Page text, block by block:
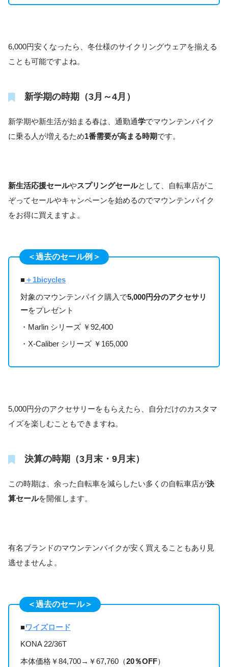
6,000円安くなったら、冬仕様のサイクリングウェアを揃える
ことも可能ですよね。
新学期の時期（3月～4月）
新学期や新生活が始まる春は、通勤通学でマウンテンバイク
に乗る人が増えるため1番需要が高まる時期です。
新生活応援セールやスプリングセールとして、自転車店がこ
ぞってセールやキャンペーンを始めるのでマウンテンバイク
をお得に買えますよ。
＜過去のセール例＞
■＋1bicycles
対象のマウンテンバイク購入で5,000円分のアクセサリ
ーをプレゼント
・Marlin シリーズ ￥92,400
・X-Caliber シリーズ ￥165,000
5,000円分のアクセサリーをもらえたら、自分だけのカスタマ
イズを楽しむこともできますね。
決算の時期（3月末・9月末）
この時期は、余った自転車を減らしたい多くの自転車店が決
算セールを開催します。
有名ブランドのマウンテンバイクが安く買えることもあり見
逃せませんよ。
＜過去のセール＞
■ワイズロード
KONA 22/36T
本体価格￥84,700→￥67,760（20％OFF）